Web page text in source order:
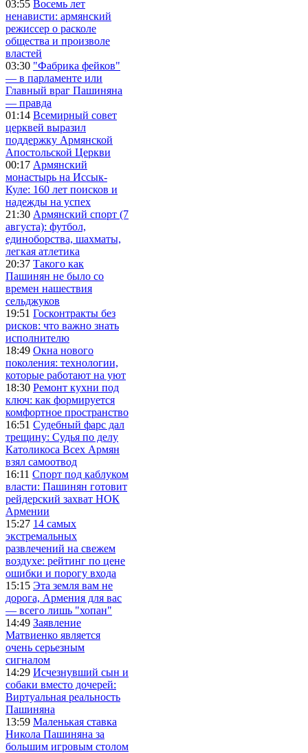
03:55 Восемь лет
ненависти: армянский
режиссер о расколе
общества и произволе
властей
03:30 "Фабрика фейков"
— в парламенте или
Главный враг Пашиняна
— правда
01:14 Всемирный совет
церквей выразил
поддержку Армянской
Апостольской Церкви
00:17 Армянский
монастырь на Иссык-
Куле: 160 лет поисков и
надежды на успех
21:30 Армянский спорт (7
августа): футбол,
единоборства, шахматы,
легкая атлетика
20:37 Такого как
Пашинян не было со
времен нашествия
сельджуков
19:51 Госконтракты без
рисков: что важно знать
исполнителю
18:49 Окна нового
поколения: технологии,
которые работают на уют
18:30 Ремонт кухни под
ключ: как формируется
комфортное пространство
16:51 Судебный фарс дал
трещину: Судья по делу
Католикоса Всех Армян
взял самоотвод
16:11 Спорт под каблуком
власти: Пашинян готовит
рейдерский захват НОК
Армении
15:27 14 самых
экстремальных
развлечений на свежем
воздухе: рейтинг по цене
ошибки и порогу входа
15:15 Эта земля вам не
дорога, Армения для вас
— всего лишь "хопан"
14:49 Заявление
Матвиенко является
очень серьезным
сигналом
14:29 Исчезнувший сын и
собаки вместо дочерей:
Виртуальная реальность
Пашиняна
13:59 Маленькая ставка
Никола Пашиняна за
большим игровым столом